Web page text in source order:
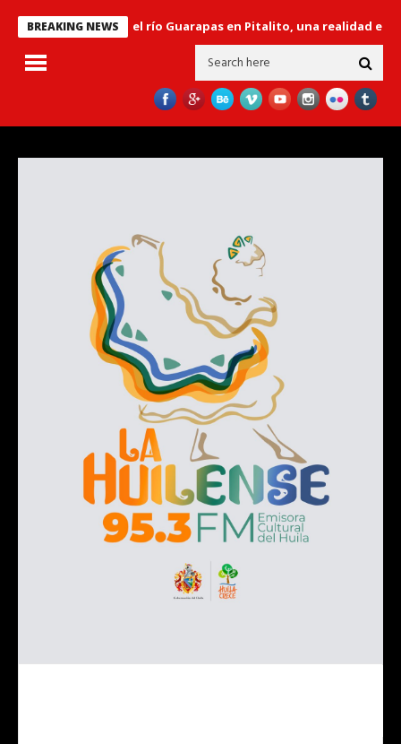
BREAKING NEWS
sobre el río Guarapas en Pitalito, una realidad en el